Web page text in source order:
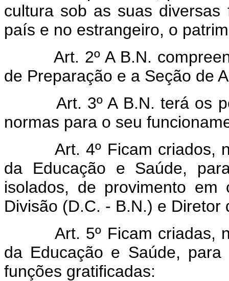
cultura sob as suas
país e no estrangeiro, o
Art. 2º A B.N.
de Preparação e a Seção de
Art. 3º A B.N. terá os
normas para o seu
Art. 4º Ficam criados,
da Educação e Saúde,
isolados, de provimento
Divisão (D.C. - B.N.) e Diretor
Art. 5º Ficam criadas,
da Educação e Saúde,
funções gratificadas: